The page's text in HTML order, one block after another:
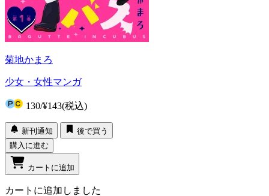
菊地かまろ
少女・女性マンガ
130/¥143(税込)
新刊通知
後で買う
購入に進む
カートに追加
カートに追加しました